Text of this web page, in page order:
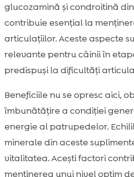
glucozamină și condroitină
contribuie esențial la
articulațiilor. Aceste aspecte
relevante pentru câinii în
predispuși la dificultăți
Beneficiile nu se opresc aici,
îmbunătățire a condiției
energie al patrupedelor.
minerale din aceste
vitalitatea. Acești factori
menținerea unui nivel optim